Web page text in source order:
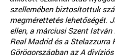
szellemében biztosítottuk
megmérettetés lehetőségét.
ellen, a márciusi Szent
Real Madrid és a Stelazzurra
Görögországban az A